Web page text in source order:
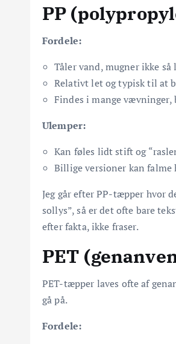
PP
Fordele:
Tåler vand, mugner ikke
Relativt let og typisk til at
Findes i mange
Ulemper:
Kan føles lidt stift og
Billige versioner kan
Jeg går efter PP-tæpper hvor
sollys”, så er det ofte bare
efter fakta, ikke fraser.
PET
PET-tæpper laves ofte af
gå på.
Fordele: